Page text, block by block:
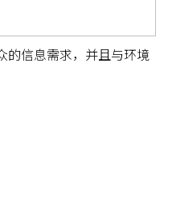
的信息需求，并且与环境